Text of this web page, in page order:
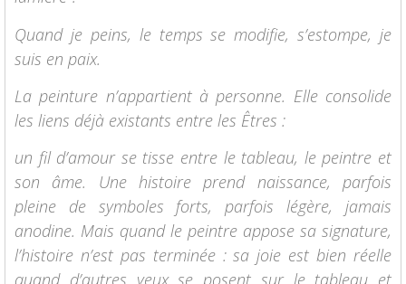
Quand je peins, le temps se modifie, s’estompe, je
suis en paix.
La peinture n’appartient à personne. Elle consolide
les liens déjà existants entre les Êtres :
un fil d’amour se tisse entre le tableau, le peintre et
son âme. Une histoire prend naissance, parfois
pleine de symboles forts, parfois légère, jamais
anodine. Mais quand le peintre appose sa signature,
l’histoire n’est pas terminée : sa joie est bien réelle